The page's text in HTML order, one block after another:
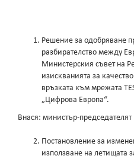
Решение за одобряване
разбирателство между
Министерския съвет на
изискванията за
връзката към мрежата
„Цифрова Европа“.
Внася: министър-председателят
Постановление за
използване на летищата